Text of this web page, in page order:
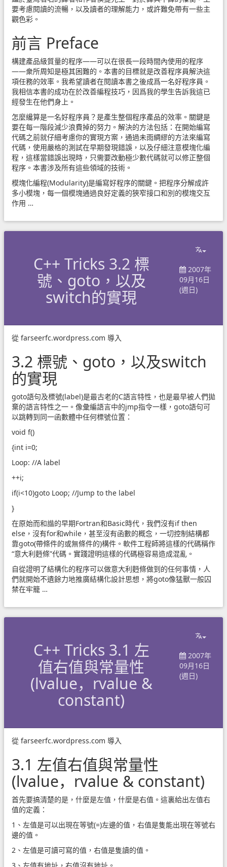
要考慮閱讀的流暢，以及讀者的理解能力，或許難免帶有一些主
觀色彩。
前言 Preface
構建產品級質量的程序——可以在很長一段時間內使用的程序
——衆所周知是極其困難的。本書的目標就是改善程序員解決這
項任務的效率。我希望讀者在閱讀本書之後成爲一名好程序員。
我相信本書的成功在於改善編程技巧，因爲我的學生告訴我這已
經發生在他們身上。
怎麼纔算是一名好程序員？是產生整個程序產品的效率。關鍵是
要在每一階段減少浪費掉的努力。解決的方法包括：在開始編寫
代碼之前就仔細考慮你的實現方案，通過未雨綢繆的方法來編寫
代碼，使用嚴格的測試在早期發現錯誤，以及仔細注意模塊化編
程，這樣當錯誤出現時，只需要改動極少數代碼就可以修正整個
程序。本書涉及所有這些領域的技術。
模塊化編程(Modularity)是編寫好程序的關鍵。把程序分解成許
多小模塊，每一個模塊通過良好定義的狹窄接口和別的模塊交互
作用 …
C++ Tricks 3.2 標
號、goto，以及
switch的實現
2007年
09月16日
(週日)
從 farseerfc.wordpress.com 導入
3.2 標號、goto，以及switch
的實現
goto語句及標號(label)是最古老的C語言特性，也是最早被人們拋
棄的語言特性之一。像彙編語言中的jmp指令一樣，goto語句可
以跳轉到同一函數體中任何標號位置：
void f()
{int i=0;
Loop: //A label
++i;
if(i<10)goto Loop; //Jump to the label
}
在原始而和諧的早期Fortran和Basic時代，我們沒有if then
else，沒有for和while，甚至沒有函數的概念，一切控制結構都
靠goto(帶條件的或無條件的)構件。軟件工程師將這樣的代碼稱作
“意大利麪條”代碼。實踐證明這樣的代碼極容易造成混亂。
自從證明了結構化的程序可以做意大利麪條做到的任何事情，人
們就開始不遺餘力地推廣結構化設計思想，將goto像猛獸一般囚
禁在牢籠 …
C++ Tricks 3.1 左
值右值與常量性
(lvalue，rvalue &
constant)
2007年
09月16日
(週日)
從 farseerfc.wordpress.com 導入
3.1 左值右值與常量性
(lvalue，rvalue & constant)
首先要搞清楚的是，什麼是左值，什麼是右值。這裏給出左值右
值的定義：
1、左值是可以出現在等號(=)左邊的值，右值是隻能出現在等號右
邊的值。
2、左值是可讀可寫的值，右值是隻讀的值。